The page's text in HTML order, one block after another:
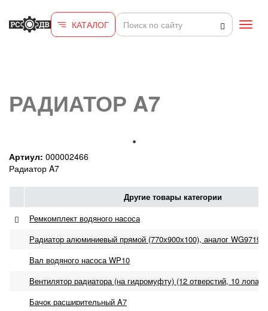
КАТАЛОГ
РАДИАТОР A7
Артиул: 000002466
Радиатор A7
Другие товары категории
Ремкомплект водяного насоса
Радиатор алюминиевый прямой (770х900х100), аналог
Вал водяного насоса WP10
Вентилятор радиатора (на гидромуфту) (12 отверстий, 10
Бачок расширительный A7